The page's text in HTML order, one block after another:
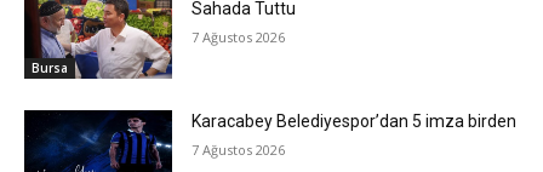
Bursa
Sahada Tuttu
7 Ağustos 2026
Karacabey Belediyespor’dan 5 imza birden
7 Ağustos 2026